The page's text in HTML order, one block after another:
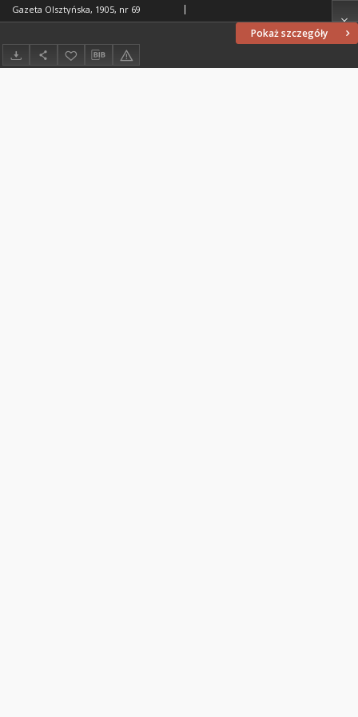
Pokaż szczegóły
Gazeta Olsztyńska, 1905, nr 69